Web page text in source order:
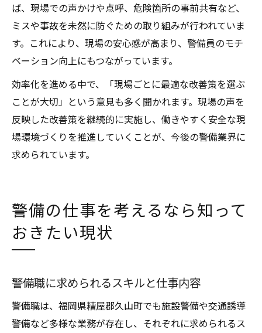
ば、現場での声かけや点呼、危険箇所の事前共有など、
ミスや事故を未然に防ぐための取り組みが行われていま
す。これにより、現場の安心感が高まり、警備員のモチ
ベーション向上にもつながっています。
効率化を進める中で、「現場ごとに最適な改善策を選ぶ
ことが大切」という意見も多く聞かれます。現場の声を
反映した改善策を継続的に実施し、働きやすく安全な現
場環境づくりを推進していくことが、今後の警備業界に
求められています。
警備の仕事を考えるなら知って
おきたい現状
警備職に求められるスキルと仕事内容
警備職は、福岡県糟屋郡久山町でも施設警備や交通誘導
警備など多様な業務が存在し、それぞれに求められるス